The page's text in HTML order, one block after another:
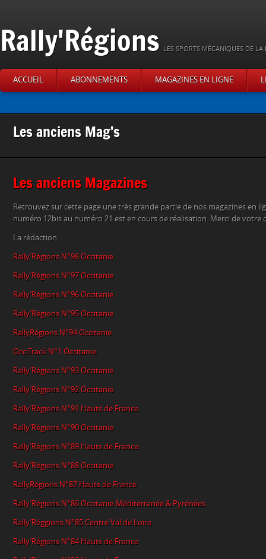
Rally'Régions LES SPORTS MÉCANIQUES DE
ACCUEIL ABONNEMENTS MAGAZINES EN LIGNE
Les anciens Mag’s
Les anciens Magazines
Retrouvez sur cette page une très grande partie de nos magazines en
numéro 12bis au numéro 21 est en cours de réalisation. Merci de votre
La rédaction.
Rally’Régions N°98 Occitanie
Rally’Régions N°97 Occitanie
Rally’Régions N°96 Occitanie
Rally’Régions N°95 Occitanie
RallyRégions N°94 Occitanie
OcciTrack N°1 Occitanie
Rally’Régions N°93 Occitanie
Rally’Régions N°92 Occitanie
Rally’Régions N°91 Hauts de France
Rally’Régions N°90 Occitanie
Rally’Régions N°89 Hauts de France
Rally’Régions N°88 Occitanie
RallyRégions N°87 Hauts de France
Rally’Régions N°86 Occitanie-Méditerranée & Pyrénées
Rally’Réggions N°85 Centre Val de Loire
Rally’Régions N°84 Hauts de France